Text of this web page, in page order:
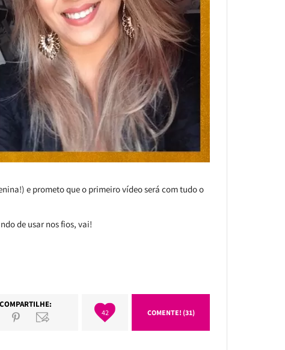
e prometo que o primeiro vídeo será com tudo o
de usar nos fios, vai!
42 COMENTE! (31)